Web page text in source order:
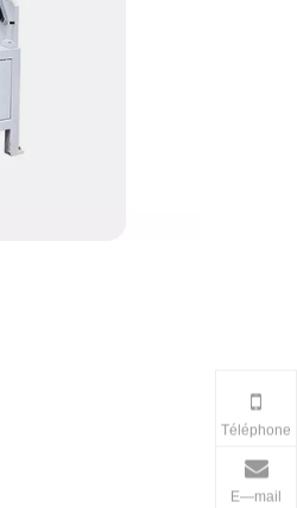
Téléphone
E—mail